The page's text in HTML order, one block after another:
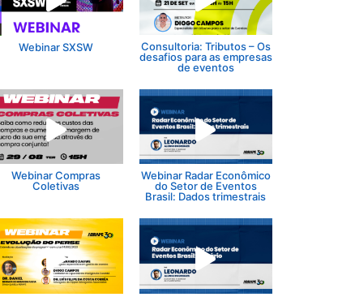
Webinar SXSW
Consultoria: Tributos – Os
desafios para as empresas
de eventos
Webinar Compras
Coletivas
Webinar Radar Econômico
do Setor de Eventos
Brasil: Dados trimestrais